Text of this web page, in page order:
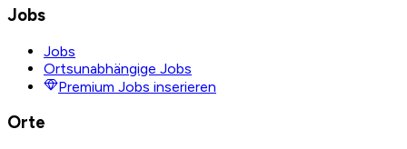
Jobs
Jobs
Ortsunabhängige Jobs
Premium Jobs inserieren
Orte